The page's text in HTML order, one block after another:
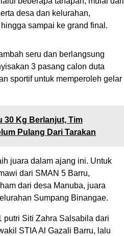
desa dan kelurahan,
sampai ke grand final.
seru dan berlangsung
3 pasang calon duta
sportif untuk memperoleh gelar
30 Kg Berlanjut, Tim
Pulang Dari Tarakan
juara dalam ajang ini. Untuk
dari SMAN 5 Barru,
dari desa Manuba, juara
Sumpang Binangae.
putri Siti Zahra Salsabila dari
STIA Al Gazali Barru, lalu